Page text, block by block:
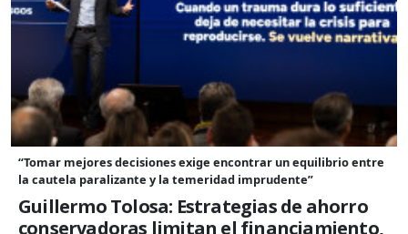
“Tomar mejores decisiones exige encontrar un equilibrio entre
la cautela paralizante y la temeridad imprudente”
Guillermo Tolosa: Estrategias de ahorro
conservadoras limitan el financiamiento,